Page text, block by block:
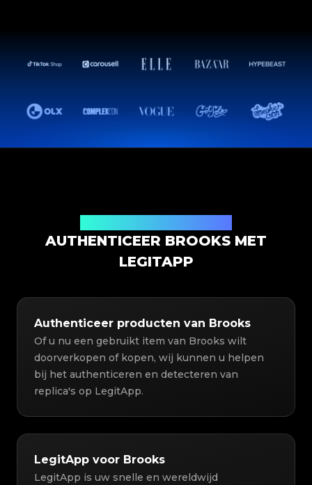
AUTHENTICEER BROOKS MET
LEGITAPP
Authenticeer producten van Brooks
Of u nu een gebruikt item van Brooks wilt
doorverkopen of kopen, wij kunnen u helpen
bij het authenticeren en detecteren van
replica's op LegitApp.
LegitApp voor Brooks
LegitApp is uw snelle en wereldwijd